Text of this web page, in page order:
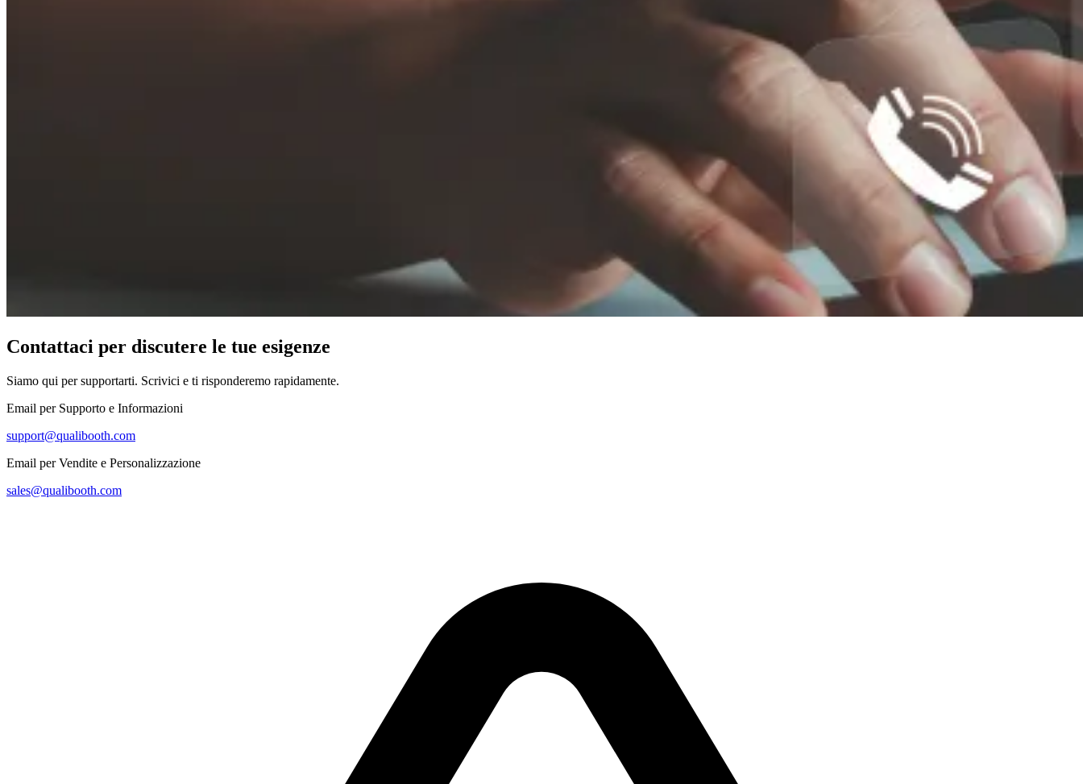
Contattaci per discutere le tue esigenze
Siamo qui per supportarti. Scrivici e ti risponderemo rapidamente.
Email per Supporto e Informazioni
support@qualibooth.com
Email per Vendite e Personalizzazione
sales@qualibooth.com